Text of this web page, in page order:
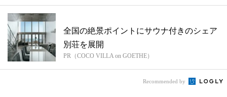
全国の絶景ポイントにサウナ付きのシェア
別荘を展開
PR（COCO VILLA on GOETHE）
Recommended by